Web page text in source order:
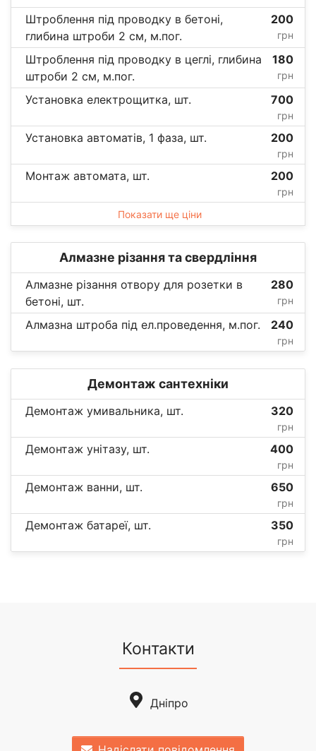
Штроблення під проводку в бетоні,
глибина штроби 2 см, м.пог.
200
грн
Штроблення під проводку в цеглі, глибина
штроби 2 см, м.пог.
180
грн
Установка електрощитка, шт. 700
грн
Установка автоматів, 1 фаза, шт. 200
грн
Монтаж автомата, шт. 200
грн
Показати ще ціни
Алмазне різання та свердління
Алмазне різання отвору для розетки в
бетоні, шт.
280
грн
Алмазна штроба під ел.проведення, м.пог. 240
грн
Демонтаж сантехніки
Демонтаж умивальника, шт. 320
грн
Демонтаж унітазу, шт. 400
грн
Демонтаж ванни, шт. 650
грн
Демонтаж батареї, шт. 350
грн
Контакти
Дніпро